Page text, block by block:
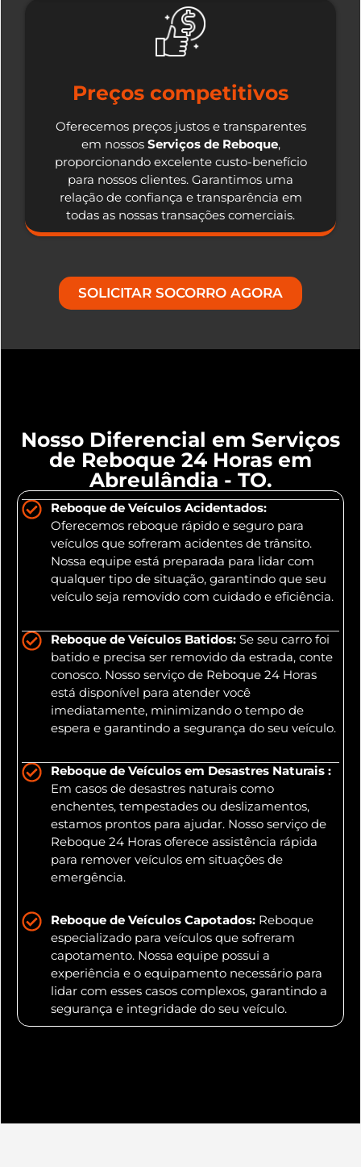
Preços competitivos
Oferecemos preços justos e transparentes
em nossos Serviços de Reboque,
proporcionando excelente custo-benefício
para nossos clientes. Garantimos uma
relação de confiança e transparência em
todas as nossas transações comerciais.
SOLICITAR SOCORRO AGORA
Nosso Diferencial em Serviços
de Reboque 24 Horas em
Abreulândia - TO.
Reboque de Veículos Acidentados:
Oferecemos reboque rápido e seguro para
veículos que sofreram acidentes de trânsito.
Nossa equipe está preparada para lidar com
qualquer tipo de situação, garantindo que seu
veículo seja removido com cuidado e eficiência.
Reboque de Veículos Batidos: Se seu carro foi
batido e precisa ser removido da estrada, conte
conosco. Nosso serviço de Reboque 24 Horas
está disponível para atender você
imediatamente, minimizando o tempo de
espera e garantindo a segurança do seu veículo.
Reboque de Veículos em Desastres Naturais :
Em casos de desastres naturais como
enchentes, tempestades ou deslizamentos,
estamos prontos para ajudar. Nosso serviço de
Reboque 24 Horas oferece assistência rápida
para remover veículos em situações de
emergência.
Reboque de Veículos Capotados: Reboque
especializado para veículos que sofreram
capotamento. Nossa equipe possui a
experiência e o equipamento necessário para
lidar com esses casos complexos, garantindo a
segurança e integridade do seu veículo.